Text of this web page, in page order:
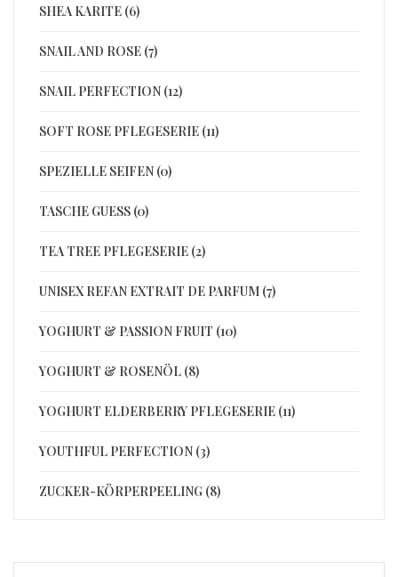
SHEA KARITE (6)
SNAIL AND ROSE (7)
SNAIL PERFECTION (12)
SOFT ROSE PFLEGESERIE (11)
SPEZIELLE SEIFEN (0)
TASCHE GUESS (0)
TEA TREE PFLEGESERIE (2)
UNISEX REFAN EXTRAIT DE PARFUM (7)
YOGHURT & PASSION FRUIT (10)
YOGHURT & ROSENÖL (8)
YOGHURT ELDERBERRY PFLEGESERIE (11)
YOUTHFUL PERFECTION (3)
ZUCKER-KÖRPERPEELING (8)